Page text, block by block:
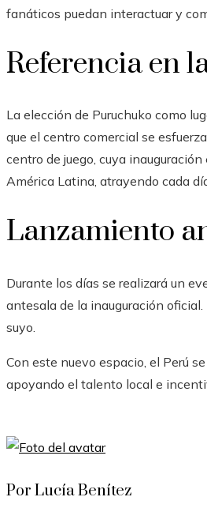
fanáticos puedan interactuar y
Referencia en
La elección de Puruchuko como
que el centro comercial se
centro de juego, cuya
América Latina, atrayendo cada
Lanzamiento
Durante los días se realizará un
antesala de la inauguración
suyo.
Con este nuevo espacio, el Perú
apoyando el talento local e
Por Lucía Benítez